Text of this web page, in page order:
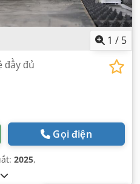
1 / 5
đầy đủ
Gọi điện
2025,